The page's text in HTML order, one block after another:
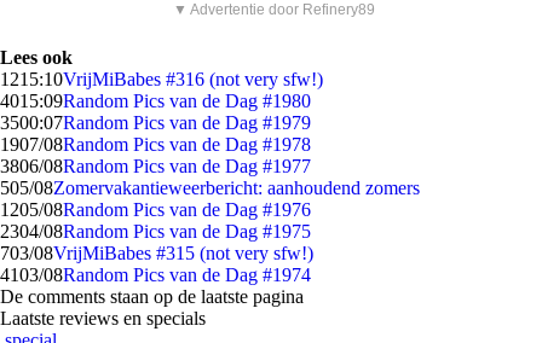
▼ Advertentie door Refinery89
Lees ook
1215:10VrijMiBabes #316 (not very sfw!)
4015:09Random Pics van de Dag #1980
3500:07Random Pics van de Dag #1979
1907/08Random Pics van de Dag #1978
3806/08Random Pics van de Dag #1977
505/08Zomervakantieweerbericht: aanhoudend zomers
1205/08Random Pics van de Dag #1976
2304/08Random Pics van de Dag #1975
703/08VrijMiBabes #315 (not very sfw!)
4103/08Random Pics van de Dag #1974
De comments staan op de laatste pagina
Laatste reviews en specials